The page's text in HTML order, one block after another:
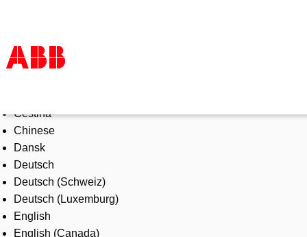
Products & Solutions
Industries
Services
About us
Where to buy
Contact us
Careers
Čeština
Chinese
Dansk
Deutsch
Deutsch (Schweiz)
Deutsch (Luxemburg)
English
English (Canada)